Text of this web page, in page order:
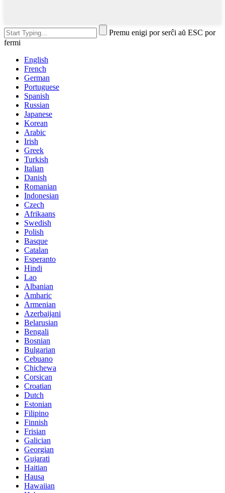
Premu enigi por serĉi aŭ ESC por
fermi
English
French
German
Portuguese
Spanish
Russian
Japanese
Korean
Arabic
Irish
Greek
Turkish
Italian
Danish
Romanian
Indonesian
Czech
Afrikaans
Swedish
Polish
Basque
Catalan
Esperanto
Hindi
Lao
Albanian
Amharic
Armenian
Azerbaijani
Belarusian
Bengali
Bosnian
Bulgarian
Cebuano
Chichewa
Corsican
Croatian
Dutch
Estonian
Filipino
Finnish
Frisian
Galician
Georgian
Gujarati
Haitian
Hausa
Hawaiian